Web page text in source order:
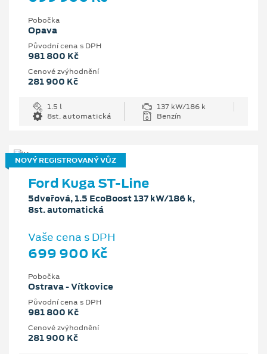
Pobočka
Opava
Původní cena s DPH
981 800 Kč
Cenové zvýhodnění
281 900 Kč
1.5 l
137 kW/186 k
8st. automatická
Benzín
NOVÝ REGISTROVANÝ VŮZ
Ford Kuga ST-Line
5dveřová, 1.5 EcoBoost 137 kW/186 k,
8st. automatická
Vaše cena s DPH
699 900 Kč
Pobočka
Ostrava - Vítkovice
Původní cena s DPH
981 800 Kč
Cenové zvýhodnění
281 900 Kč